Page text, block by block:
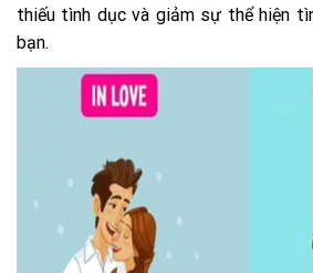
thiếu tình dục và giảm sự thể hiện
bạn.